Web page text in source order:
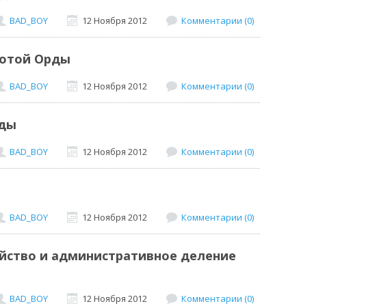
BAD_BOY 12 Ноября 2012 Комментарии (0)
Орды
BAD_BOY 12 Ноября 2012 Комментарии (0)
BAD_BOY 12 Ноября 2012 Комментарии (0)
BAD_BOY 12 Ноября 2012 Комментарии (0)
и административное деление
BAD_BOY 12 Ноября 2012 Комментарии (0)